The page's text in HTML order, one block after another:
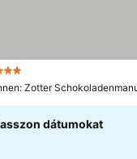
Zotter
dátumokat